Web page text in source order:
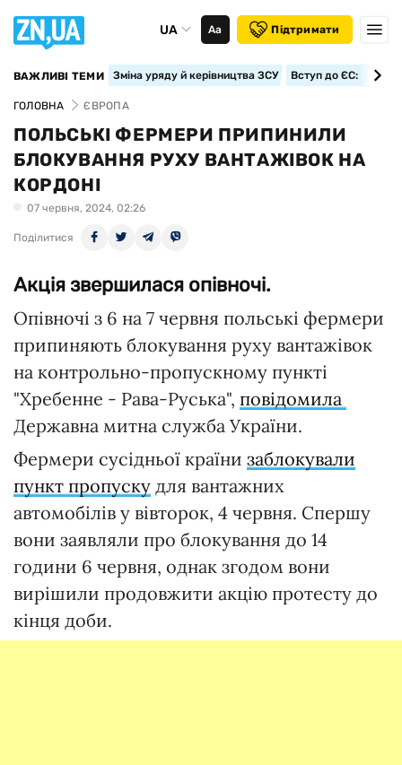
UA Аа Підтримати
ВАЖЛИВІ ТЕМИ Зміна уряду й керівництва ЗСУ Вступ до ЄС:
ГОЛОВНА ЄВРОПА
ПОЛЬСЬКІ ФЕРМЕРИ ПРИПИНИЛИ
БЛОКУВАННЯ РУХУ ВАНТАЖІВОК НА
КОРДОНІ
07 червня, 2024, 02:26
Поділитися
Акція звершилася опівночі.
Опівночі з 6 на 7 червня польські фермери
припиняють блокування руху вантажівок
на контрольно-пропускному пункті
"Хребенне - Рава-Руська", повідомила
Державна митна служба України.
Фермери сусідньої країни заблокували
пункт пропуску для вантажних
автомобілів у вівторок, 4 червня. Спершу
вони заявляли про блокування до 14
години 6 червня, однак згодом вони
вирішили продовжити акцію протесту до
кінця доби.